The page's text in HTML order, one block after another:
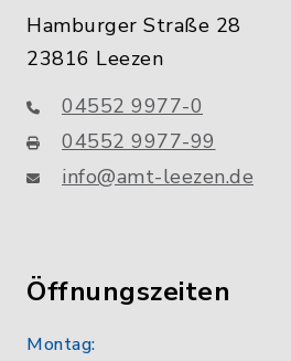
Hamburger Straße 28
23816 Leezen
04552 9977-0
04552 9977-99
info@amt-leezen.de
Öffnungszeiten
Montag: